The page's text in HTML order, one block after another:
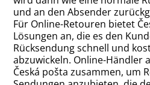
und an den Absender
Für Online-Retouren bietet
Lösungen an, die es den
Rücksendung schnell und
abzuwickeln. Online-Händler
Česká pošta zusammen, um